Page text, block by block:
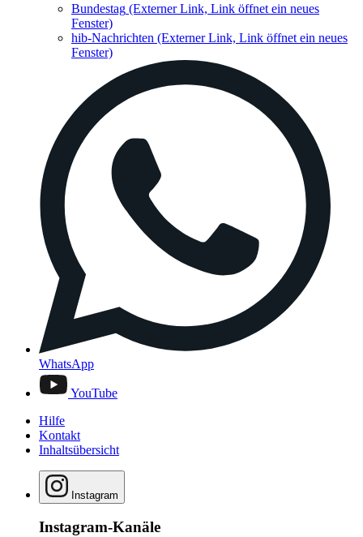
Bundestag (Externer Link, Link öffnet ein neues
Fenster)
hib-Nachrichten (Externer Link, Link öffnet ein neues
Fenster)
WhatsApp
YouTube
Hilfe
Kontakt
Inhaltsübersicht
Instagram
Instagram-Kanäle